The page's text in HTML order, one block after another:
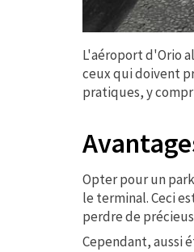
L'aéroport d'Orio
ceux qui doivent
pratiques, y
Opter pour un
le terminal. Ceci
perdre de
Cependant, aussi